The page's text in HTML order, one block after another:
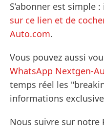
S’abonner est simple
sur ce lien et de
Auto.com.
Vous pouvez aussi
WhatsApp Nextgen-
temps réel les
informations
Nous suivre sur notre